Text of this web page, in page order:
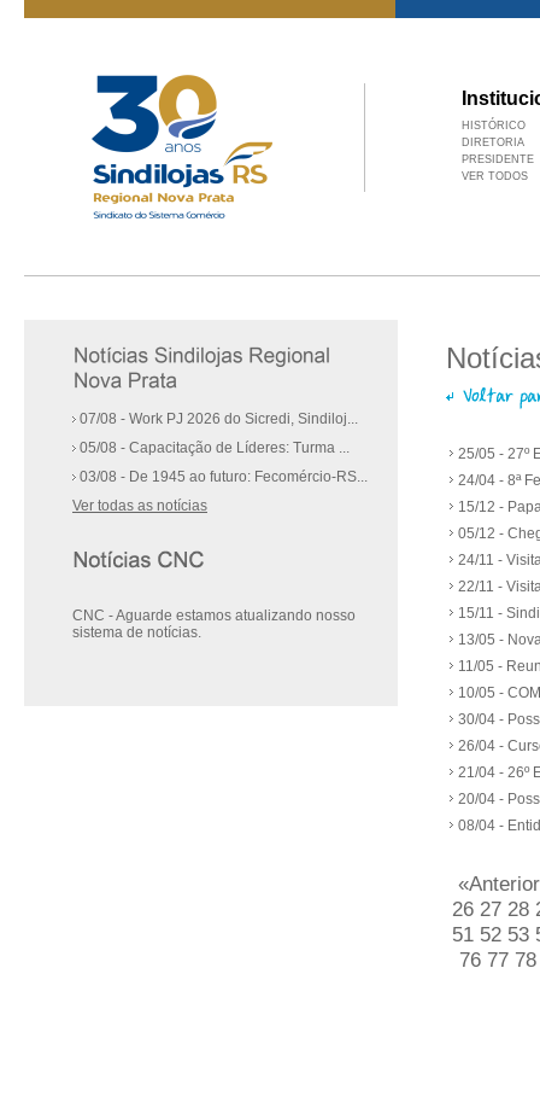
HISTÓRICO
DIRETORIA
PRESIDENTE
VER TODOS
07/08 - Work PJ 2026 do Sicredi, Sindiloj...
05/08 - Capacitação de Líderes: Turma ...
03/08 - De 1945 ao futuro: Fecomércio-RS...
Ver todas as notícias
CNC - Aguarde estamos atualizando nosso
sistema de notícias.
25/05 - 27º
24/04 - 8ª
15/12 -
05/12 -
24/11 -
22/11 -
15/11 -
13/05 -
11/05 -
10/05 -
30/04 -
26/04 -
21/04 - 26º
20/04 -
08/04 -
«Anterior
26 27 28
51 52 53
76 77